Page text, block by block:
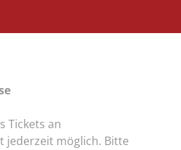
Tickets an
jederzeit möglich. Bitte